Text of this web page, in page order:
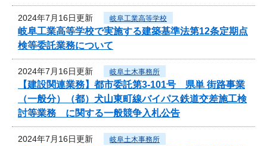
2024年7月16日更新 岐阜工業高等学校
岐阜工業高等学校で実施する建築基準法第12条定期点
検等委託業務について
2024年7月16日更新 岐阜土木事務所
【建設関連業務】都市委託第3-101号 県単 街路事業
（一般分）（都）犬山東町線バイパス鉄道交差施工検
討等業務 に関する一般競争入札公告
2024年7月16日更新 岐阜土木事務所